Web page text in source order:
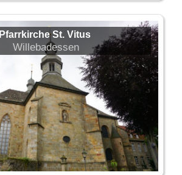
Pfarrkirche St. Vitus
Willebadessen